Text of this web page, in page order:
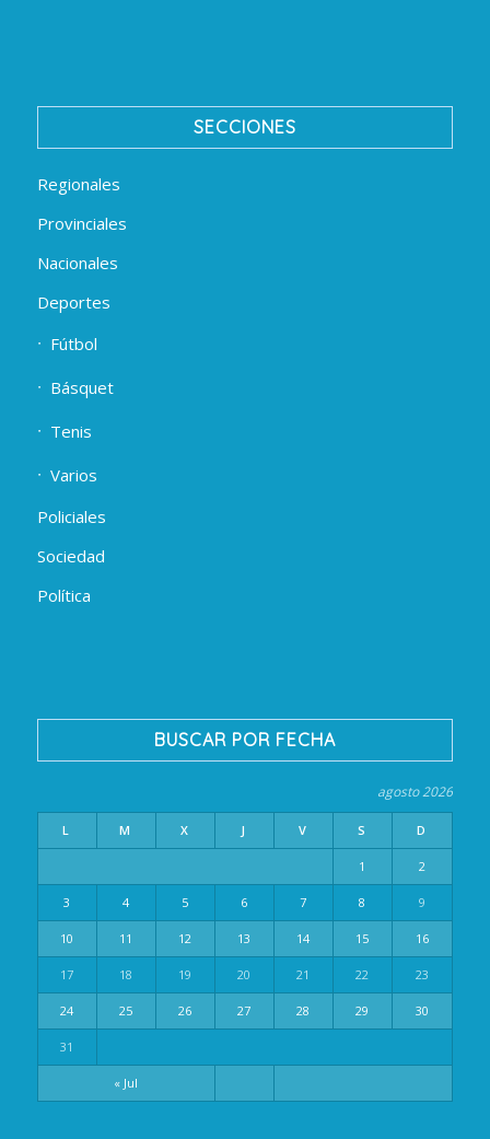
SECCIONES
Regionales
Provinciales
Nacionales
Deportes
Fútbol
Básquet
Tenis
Varios
Policiales
Sociedad
Política
BUSCAR POR FECHA
agosto 2026
L M X J V S D
« Jul
1 2
3 4 5 6 7 8 9
10 11 12 13 14 15 16
17 18 19 20 21 22 23
24 25 26 27 28 29 30
31